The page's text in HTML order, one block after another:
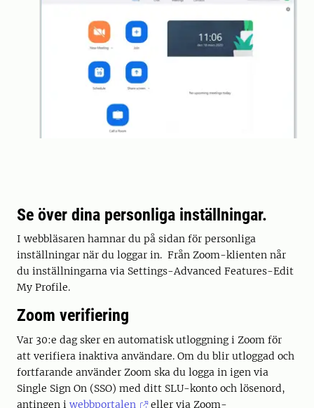
Se över dina personliga inställningar.
I webbläsaren hamnar du på sidan för personliga
inställningar när du loggar in. Från Zoom-klienten når
du inställningarna via Settings-Advanced Features-Edit
My Profile.
Zoom verifiering
Var 30:e dag sker en automatisk utloggning i Zoom för
att verifiera inaktiva användare. Om du blir utloggad och
fortfarande använder Zoom ska du logga in igen via
Single Sign On (SSO) med ditt SLU-konto och lösenord,
antingen i webbportalen
eller via Zoom-